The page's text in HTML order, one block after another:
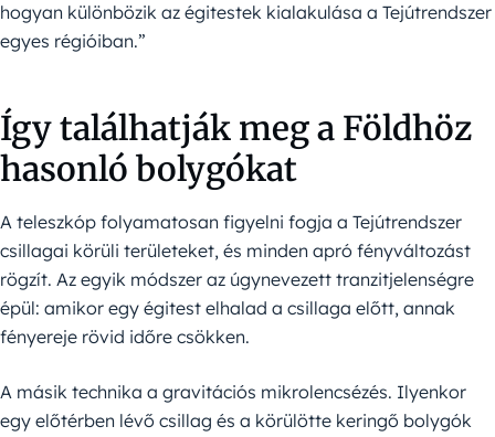
hogyan különbözik az égitestek kialakulása a Tejútrendszer
egyes régióiban.”
Így találhatják meg a Földhöz
hasonló bolygókat
A teleszkóp folyamatosan figyelni fogja a Tejútrendszer
csillagai körüli területeket, és minden apró fényváltozást
rögzít. Az egyik módszer az úgynevezett tranzitjelenségre
épül: amikor egy égitest elhalad a csillaga előtt, annak
fényereje rövid időre csökken.
A másik technika a gravitációs mikrolencsézés. Ilyenkor
egy előtérben lévő csillag és a körülötte keringő bolygók